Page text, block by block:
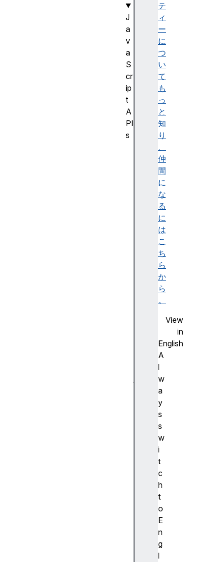
テ
ィ
ー
に
つ
い
て
も
っ
と
知
り
、
仲
間
に
な
る
に
は
こ
ち
ら
か
ら
。
View
in
English
A
l
w
a
y
s
s
w
i
t
c
h
t
o
E
n
g
l
J
a
v
a
S
cr
ip
t
A
PI
s